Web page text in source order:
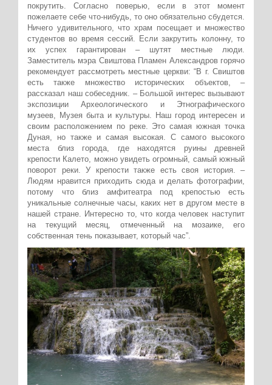
покрутить. Согласно поверью, если в этот момент
пожелаете себе что-нибудь, то оно обязательно сбудется.
Ничего удивительного, что храм посещает и множество
студентов во время сессий. Если закрутить колонну, то
их успех гарантирован – шутят местные люди.
Заместитель мэра Свиштова Пламен Александров горячо
рекомендует рассмотреть местные церкви: “В г. Свиштов
есть также множество исторических объектов, –
рассказал наш собеседник. – Большой интерес вызывают
экспозиции Археологического и Этнографического
музеев, Музея быта и культуры. Наш город интересен и
своим расположением по реке. Это самая южная точка
Дуная, но также и самая высокая. С самого высокого
места близ города, где находятся руины древней
крепости Калето, можно увидеть огромный, самый южный
поворот реки. У крепости также есть своя история. –
Людям нравится приходить сюда и делать фотографии,
потому что близ амфитеатра под крепостью есть
уникальные солнечные часы, каких нет в другом месте в
нашей стране. Интересно то, что когда человек наступит
на текущий месяц, отмеченный на мозаике, его
собственная тень показывает, который час”.